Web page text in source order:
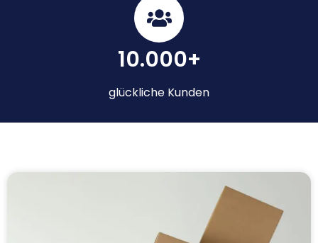
10.000+
glückliche Kunden